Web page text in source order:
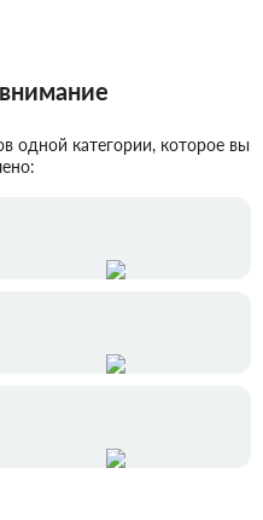
одной категории, которое вы